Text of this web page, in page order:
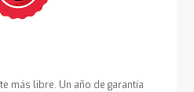
más libre. Un año de garantía